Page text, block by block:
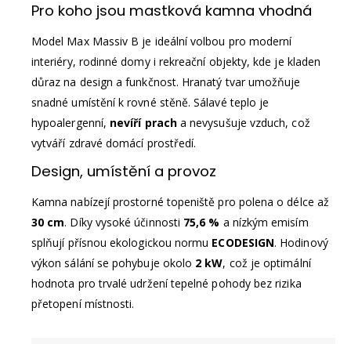
Pro koho jsou mastková kamna vhodná
Model Max Massiv B je ideální volbou pro moderní
interiéry, rodinné domy i rekreační objekty, kde je kladen
důraz na design a funkčnost. Hranatý tvar umožňuje
snadné umístění k rovné stěně. Sálavé teplo je
hypoalergenní, nevíří pracha nevysušuje vzduch, což
vytváří zdravé domácí prostředí.
Design, umístění a provoz
Kamna nabízejí prostorné topeniště pro polena o délce až
30 cm. Díky vysoké účinnosti 75,6 % a nízkým emisím
splňují přísnou ekologickou normu ECODESIGN. Hodinový
výkon sálání se pohybuje okolo 2 kW, což je optimální
hodnota pro trvalé udržení tepelné pohody bez rizika
přetopení místnosti.